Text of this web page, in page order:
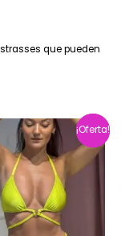
que pueden
¡Oferta!
¡Oferta!